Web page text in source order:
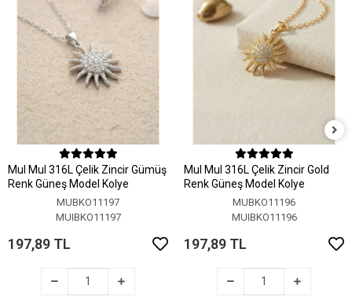
MuI MuI 316L Çelik Zincir Gümüş
Renk Güneş Model Kolye
MUBKO11197
MUIBKO11197
197,89 TL
MuI MuI 316L Çelik Zincir Gold
Renk Güneş Model Kolye
MUBKO11196
MUIBKO11196
197,89 TL